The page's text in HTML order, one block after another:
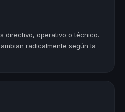
directivo, operativo o técnico.
radicalmente según la